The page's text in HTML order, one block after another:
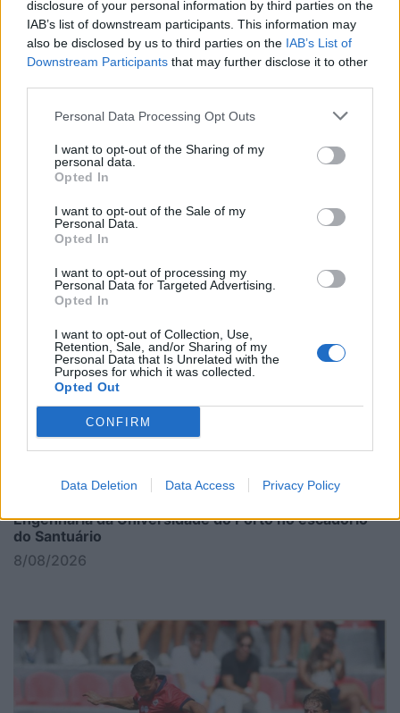
disclosure of your personal information by third parties on the
IAB’s list of downstream participants. This information may
also be disclosed by us to third parties on the IAB’s List of
Downstream Participants that may further disclose it to other
Personal Data Processing Opt Outs
I want to opt-out of the Sharing of my
personal data.
Opted In
I want to opt-out of the Sale of my
Personal Data.
Opted In
I want to opt-out of processing my
Personal Data for Targeted Advertising.
Opted In
I want to opt-out of Collection, Use,
Retention, Sale, and/or Sharing of my
Personal Data that Is Unrelated with the
Purposes for which it was collected.
Opted Out
CONFIRM
Data Deletion Data Access Privacy Policy
Santiago de Riba-Ul > Os Últimos dão nova vida à
antiga casa dos Socorros Mútuos
8/08/2026
Engenharia da Universidade do Porto no escadório
do Santuário
8/08/2026